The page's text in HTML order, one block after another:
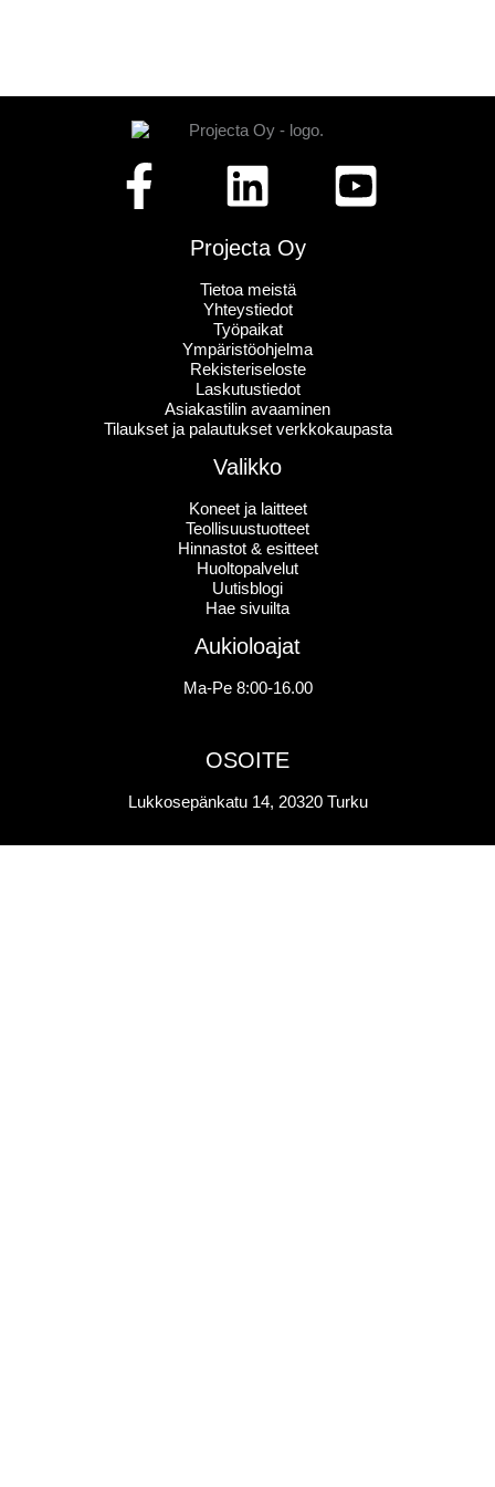
Projecta Oy
Tietoa meistä
Yhteystiedot
Työpaikat
Ympäristöohjelma
Rekisteriseloste
Laskutustiedot
Asiakastilin avaaminen
Tilaukset ja palautukset verkkokaupasta
Valikko
Koneet ja laitteet
Teollisuustuotteet
Hinnastot & esitteet
Huoltopalvelut
Uutisblogi
Hae sivuilta
Aukioloajat
Ma-Pe 8:00-16.00
OSOITE
Lukkosepänkatu 14, 20320 Turku